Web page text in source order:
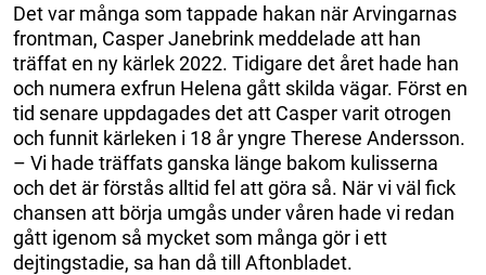
Det var många som tappade hakan när Arvingarnas
frontman, Casper Janebrink meddelade att han
träffat en ny kärlek 2022. Tidigare det året hade han
och numera exfrun Helena gått skilda vägar. Först en
tid senare uppdagades det att Casper varit otrogen
och funnit kärleken i 18 år yngre Therese Andersson.
– Vi hade träffats ganska länge bakom kulisserna
och det är förstås alltid fel att göra så. När vi väl fick
chansen att börja umgås under våren hade vi redan
gått igenom så mycket som många gör i ett
dejtingstadie, sa han då till Aftonbladet.